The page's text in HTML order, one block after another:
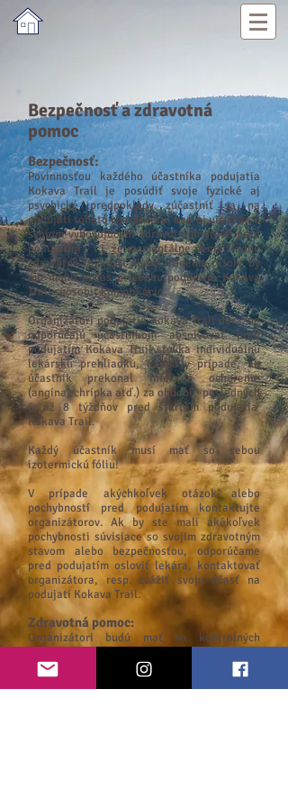
Bezpečnosť a zdravotná
pomoc
Bezpečnosť:
Povinnosťou každého účastníka podujatia
Kokava Trail je posúdiť svoje fyzické aj
psychické predpoklady zúčastniť sa na
podujatí tohoto charakteru, ako aj uistiť sa o
svojom vyhovujúcom zdravotnom stave pred
podujatím – t.j. že momentálne nemá žiadne
zdravotné ťažkosti alebo zranenia, ktoré by
mu mohli počas priebehu podujatia Kokava
Trail spôsobiť komplikácie.
Organizátori podujatia Kokava Trail dôrazne
odporúčajú účastníkom absolvovať pred
podujatím Kokava Trail stovka individuálnu
lekársku prehliadku, najmä v prípade, ak
účastník prekonal infekčné ochorenie
(angína, chrípka atď.) za obdobie posledných
6 až 8 týždňov pred štartom podujatia
Kokava Trail.
Každý účastník musí mať so sebou
izotermickú fóliu!
V prípade akýchkoľvek otázok alebo
pochybností pred podujatím kontaktujte
organizátorov. Ak by ste mali akékoľvek
pochybnosti súvisiace so svojim zdravotným
stavom alebo bezpečnosťou, odporúčame
pred podujatím osloviť lekára, kontaktovať
organizátora, resp. zvážiť svoju účasť na
podujatí Kokava Trail.
Zdravotná pomoc:
Organizátori budú mať na kontrolných
obsahom potrebným pre ošetrenie drobných
úrazov a menej vážnych zdravotných ťažkostí